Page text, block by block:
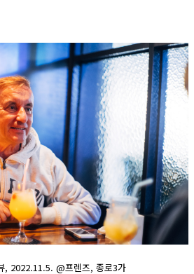
2022.11.5. @프렌즈, 종로3가